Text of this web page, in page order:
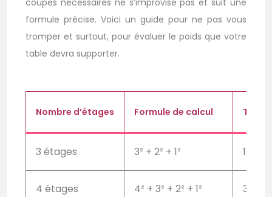
coupes nécessaires ne s’improvise pas et suit une
formule précise. Voici un guide pour ne pas vous
tromper et surtout, pour évaluer le poids que votre
table devra supporter.
Nombre d’étages Formule de calcul Total
3 étages 3² + 2² + 1² 14
4 étages 4² + 3² + 2² + 1² 30